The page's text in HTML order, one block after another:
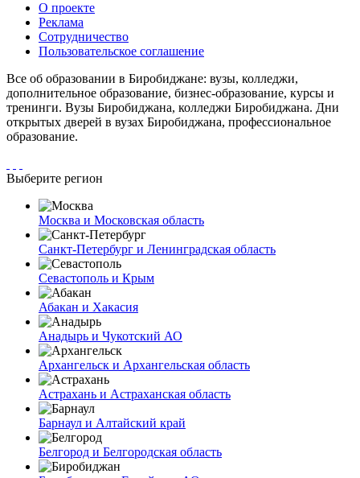
О проекте
Реклама
Сотрудничество
Пользовательское соглашение
Все об образовании в Биробиджане: вузы, колледжи,
дополнительное образование, бизнес-образование, курсы и
тренинги. Вузы Биробиджана, колледжи Биробиджана. Дни
открытых дверей в вузах Биробиджана, профессиональное
образование.
Выберите регион
Москва и Московская область
Санкт-Петербург и Ленинградская область
Севастополь и Крым
Абакан и Хакасия
Анадырь и Чукотский АО
Архангельск и Архангельская область
Астрахань и Астраханская область
Барнаул и Алтайский край
Белгород и Белгородская область